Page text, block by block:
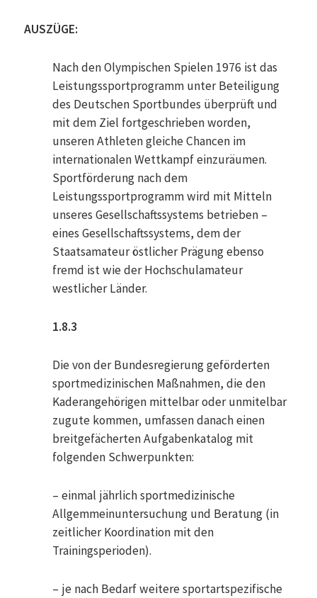
AUSZÜGE:
Nach den Olympischen Spielen 1976 ist das
Leistungssportprogramm unter Beteiligung
des Deutschen Sportbundes überprüft und
mit dem Ziel fortgeschrieben worden,
unseren Athleten gleiche Chancen im
internationalen Wettkampf einzuräumen.
Sportförderung nach dem
Leistungssportprogramm wird mit Mitteln
unseres Gesellschaftssystems betrieben –
eines Gesellschaftssystems, dem der
Staatsamateur östlicher Prägung ebenso
fremd ist wie der Hochschulamateur
westlicher Länder.
1.8.3
Die von der Bundesregierung geförderten
sportmedizinischen Maßnahmen, die den
Kaderangehörigen mittelbar oder unmitelbar
zugute kommen, umfassen danach einen
breitgefächerten Aufgabenkatalog mit
folgenden Schwerpunkten:
– einmal jährlich sportmedizinische
Allgemmeinuntersuchung und Beratung (in
zeitlicher Koordination mit den
Trainingsperioden).
– je nach Bedarf weitere sportartspezifische